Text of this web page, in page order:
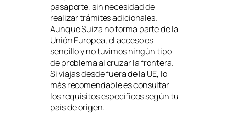
pasaporte, sin necesidad de
realizar trámites adicionales.
Aunque Suiza no forma parte de la
Unión Europea, el acceso es
sencillo y no tuvimos ningún tipo
de problema al cruzar la frontera.
Si viajas desde fuera de la UE, lo
más recomendable es consultar
los requisitos específicos según tu
país de origen.